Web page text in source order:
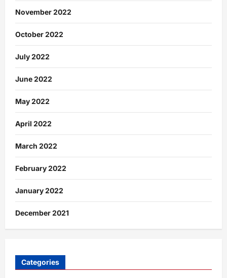
November 2022
October 2022
July 2022
June 2022
May 2022
April 2022
March 2022
February 2022
January 2022
December 2021
Categories